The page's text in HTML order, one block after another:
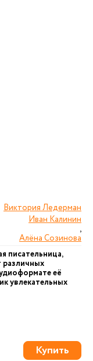
Виктория Ледерман
Иван Калинин
,
Алёна Созинова
писательница,
различных
её
увлекательных
Купить